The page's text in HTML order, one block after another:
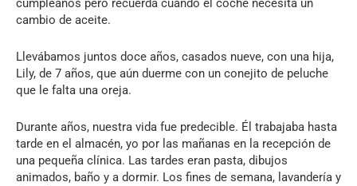
cumpleaños pero recuerda cuándo el coche necesita un
cambio de aceite.
Llevábamos juntos doce años, casados nueve, con una hija,
Lily, de 7 años, que aún duerme con un conejito de peluche
que le falta una oreja.
Durante años, nuestra vida fue predecible. Él trabajaba hasta
tarde en el almacén, yo por las mañanas en la recepción de
una pequeña clínica. Las tardes eran pasta, dibujos
animados, baño y a dormir. Los fines de semana, lavandería y